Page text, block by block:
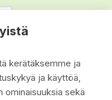
kerätäksemme ja
ja käyttöä,
ominaisuuksia sekä